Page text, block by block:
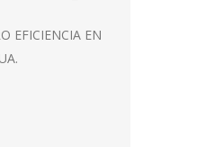
EFICIENCIA EN